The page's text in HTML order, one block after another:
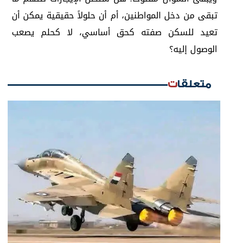
تبقى من دخل المواطنين، أم أن حلولاً حقيقية يمكن أن
تعيد للسكن صفته كحق أساسي، لا كحلم يصعب
الوصول إليه؟
متعلقات